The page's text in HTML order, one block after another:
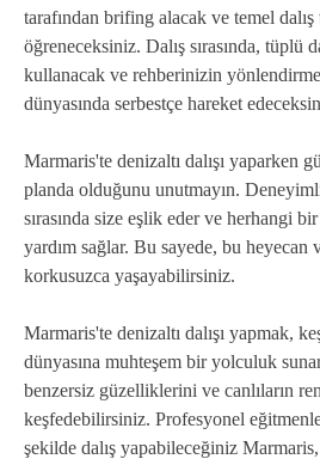
tarafından brifing alacak ve temel
öğreneceksiniz. Dalış sırasında, tüplü
kullanacak ve rehberinizin
dünyasında serbestçe hareket
Marmaris'te denizaltı dalışı yaparken
planda olduğunu unutmayın.
sırasında size eşlik eder ve herhangi
yardım sağlar. Bu sayede, bu heyecan
korkusuzca yaşayabilirsiniz.
Marmaris'te denizaltı dalışı yapmak,
dünyasına muhteşem bir yolculuk
benzersiz güzelliklerini ve canlıların
keşfedebilirsiniz. Profesyonel
şekilde dalış yapabileceğiniz Marmaris,